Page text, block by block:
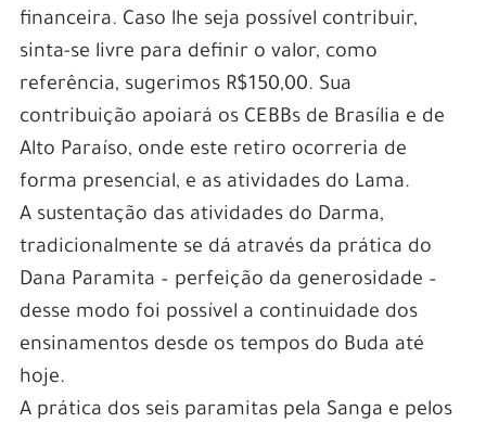
financeira. Caso lhe seja possível contribuir,
sinta-se livre para definir o valor, como
referência, sugerimos R$150,00. Sua
contribuição apoiará os CEBBs de Brasília e de
Alto Paraíso, onde este retiro ocorreria de
forma presencial, e as atividades do Lama.
A sustentação das atividades do Darma,
tradicionalmente se dá através da prática do
Dana Paramita – perfeição da generosidade –
desse modo foi possível a continuidade dos
ensinamentos desde os tempos do Buda até
hoje.
A prática dos seis paramitas pela Sanga e pelos